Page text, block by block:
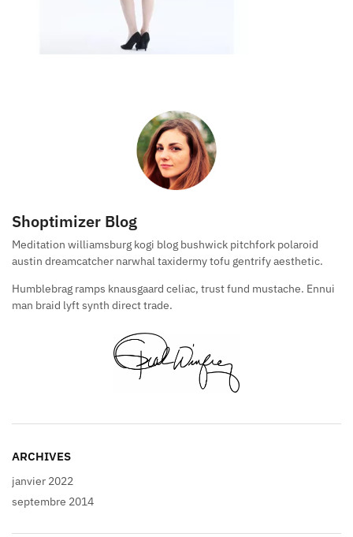
Shoptimizer Blog
Meditation williamsburg kogi blog bushwick pitchfork polaroid
austin dreamcatcher narwhal taxidermy tofu gentrify aesthetic.
Humblebrag ramps knausgaard celiac, trust fund mustache. Ennui
man braid lyft synth direct trade.
ARCHIVES
janvier 2022
septembre 2014